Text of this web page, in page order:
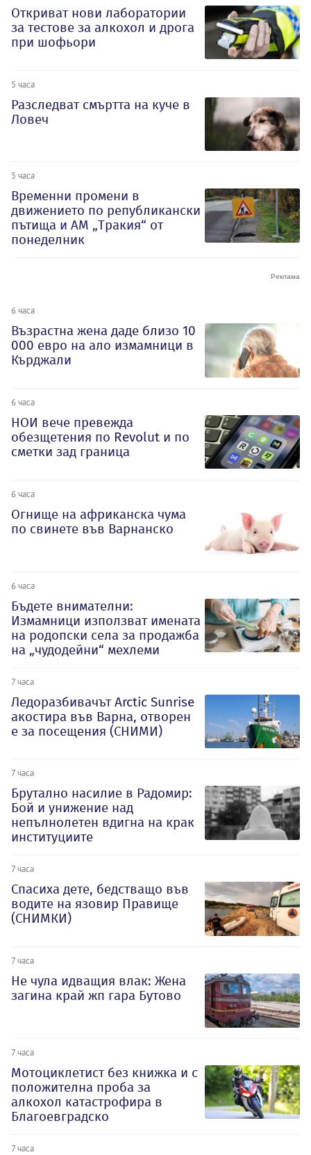
Откриват нови лаборатории
за тестове за алкохол и дрога
при шофьори
5 часа
Разследват смъртта на куче в
Ловеч
5 часа
Временни промени в
движението по републикански
пътища и АМ „Тракия“ от
понеделник
6 часа
Възрастна жена даде близо 10
000 евро на ало измамници в
Кърджали
6 часа
НОИ вече превежда
обезщетения по Revolut и по
сметки зад граница
6 часа
Огнище на африканска чума
по свинете във Варнанско
6 часа
Бъдете внимателни:
Измамници използват имената
на родопски села за продажба
на „чудодейни“ мехлеми
7 часа
Ледоразбивачът Arctic Sunrise
акостира във Варна, отворен
е за посещения (СНИМИ)
7 часа
Брутално насилие в Радомир:
Бой и унижение над
непълнолетен вдигна на крак
институциите
7 часа
Спасиха дете, бедстващо във
водите на язовир Правище
(СНИМКИ)
7 часа
Не чула идващия влак: Жена
загина край жп гара Бутово
7 часа
Мотоциклетист без книжка и с
положителна проба за
алкохол катастрофира в
Благоевградско
7 часа